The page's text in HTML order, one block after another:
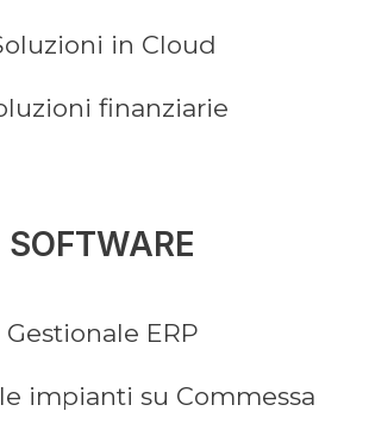
in Cloud
finanziarie
SOFTWARE
Gestionale ERP
impianti su Commessa